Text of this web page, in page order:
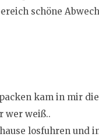
schöne
kam in mir
wer weiß..
losfuhren und